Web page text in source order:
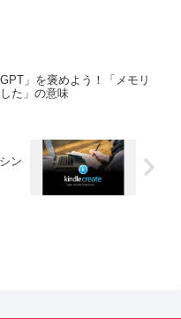
GPT」を褒めよう！「メモリ
た」の意味
ン